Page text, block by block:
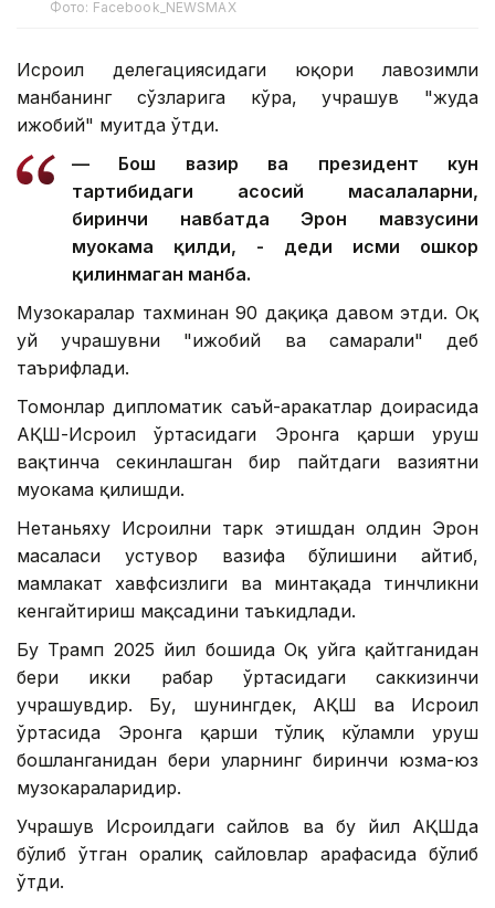
Фото: Facebook_NEWSMAX
Исроил делегациясидаги юқори лавозимли
манбанинг сўзларига кўра, учрашув "жуда
ижобий" муҳитда ўтди.
— Бош вазир ва президент кун
тартибидаги асосий масалаларни,
биринчи навбатда Эрон мавзусини
муҳокама қилди, - деди исми ошкор
қилинмаган манба.
Музокаралар тахминан 90 дақиқа давом этди. Оқ
уй учрашувни "ижобий ва самарали" деб
таърифлади.
Томонлар дипломатик саъй-ҳаракатлар доирасида
АҚШ-Исроил ўртасидаги Эронга қарши уруш
вақтинча секинлашган бир пайтдаги вазиятни
муҳокама қилишди.
Нетаньяху Исроилни тарк этишдан олдин Эрон
масаласи устувор вазифа бўлишини айтиб,
мамлакат хавфсизлиги ва минтақада тинчликни
кенгайтириш мақсадини таъкидлади.
Бу Трамп 2025 йил бошида Оқ уйга қайтганидан
бери икки раҳбар ўртасидаги саккизинчи
учрашувдир. Бу, шунингдек, АҚШ ва Исроил
ўртасида Эронга қарши тўлиқ кўламли уруш
бошланганидан бери уларнинг биринчи юзма-юз
музокараларидир.
Учрашув Исроилдаги сайлов ва бу йил АҚШда
бўлиб ўтган оралиқ сайловлар арафасида бўлиб
ўтди.